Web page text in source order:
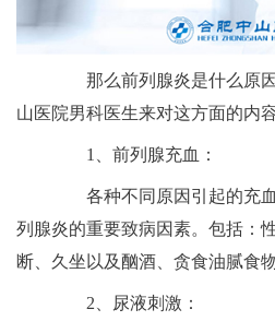
那么前列腺炎是什么原因
山医院男科医生来对这方面的内
1、前列腺充血：
各种不同原因引起的充血
列腺炎的重要致病因素。包括：
断、久坐以及酗酒、贪食油腻食物
2、尿液刺激：